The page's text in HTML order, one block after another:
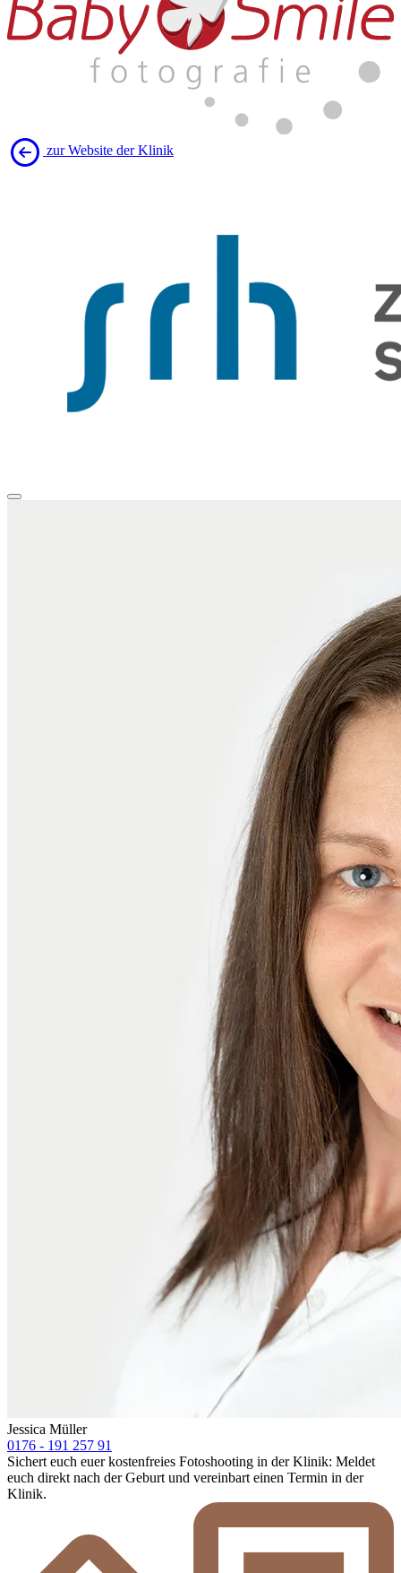
zur Website der Klinik
Jessica Müller
0176 - 191 257 91
Sichert euch euer kostenfreies Fotoshooting in der Klinik: Meldet
euch direkt nach der Geburt und vereinbart einen Termin in der
Klinik.